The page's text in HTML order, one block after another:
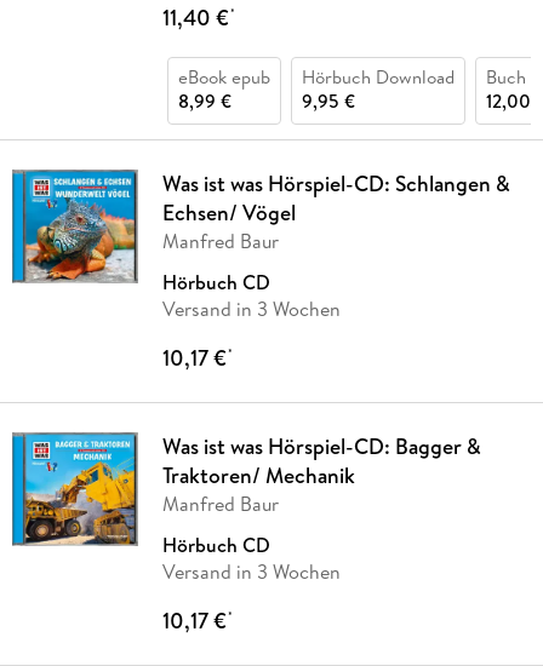
11,40 €*
eBook epub
8,99 €
Hörbuch Download
9,95 €
Buch
12,00
Was ist was Hörspiel-CD: Schlangen &
Echsen/ Vögel
Manfred Baur
Hörbuch CD
Versand in 3 Wochen
10,17 €*
Was ist was Hörspiel-CD: Bagger &
Traktoren/ Mechanik
Manfred Baur
Hörbuch CD
Versand in 3 Wochen
10,17 €*